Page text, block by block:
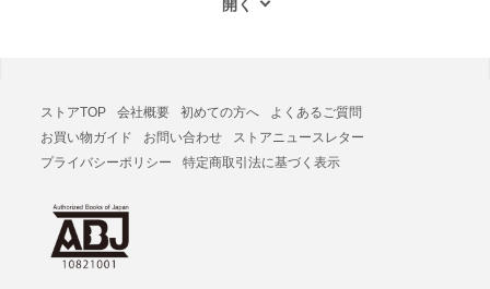
ストアTOP 会社概要 初めての方へ
よくあるご質問
お買い物ガイド
お問い合わせ
ストアニュースレター
プライバシーポリシー
特定商取引法に基づく表示